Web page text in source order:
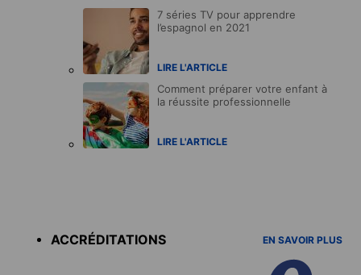
7 séries TV pour apprendre
l’espagnol en 2021
LIRE L'ARTICLE
Comment préparer votre enfant à
la réussite professionnelle
LIRE L'ARTICLE
ACCRÉDITATIONS
EN SAVOIR PLUS